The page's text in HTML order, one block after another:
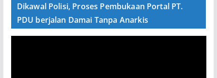
Dikawal Polisi, Proses Pembukaan Portal PT.
PDU berjalan Damai Tanpa Anarkis